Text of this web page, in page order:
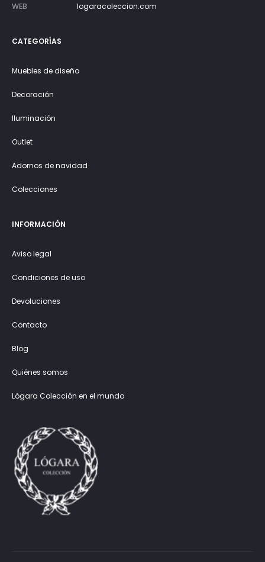
WEB
logaracoleccion.com
CATEGORÍAS
Muebles de diseño
Decoración
Iluminación
Outlet
Adornos de navidad
Colecciones
INFORMACIÓN
Aviso legal
Condiciones de uso
Devoluciones
Contacto
Blog
Quiénes somos
Lógara Colección en el mundo